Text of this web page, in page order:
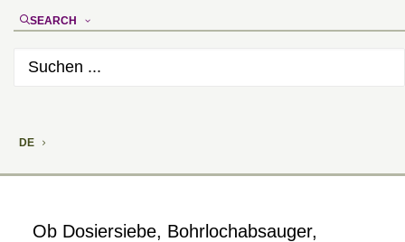
SEARCH
DE
Ob Dosiersiebe, Bohrlochabsauger,